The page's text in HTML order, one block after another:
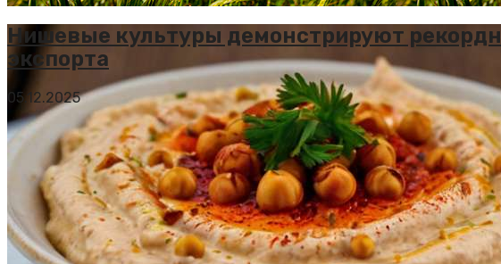
Нишевые культуры демонстрируют
экспорта
05.12.2025